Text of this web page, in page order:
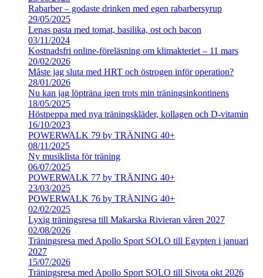
Rabarber – godaste drinken med egen rabarbersyrup
29/05/2025
Lenas pasta med tomat, basilika, ost och bacon
03/11/2024
Kostnadsfri online-föreläsning om klimakteriet – 11 mars
20/02/2026
Måste jag sluta med HRT och östrogen inför operation?
28/01/2026
Nu kan jag löpträna igen trots min träningsinkontinens
18/05/2025
Höstpeppa med nya träningskläder, kollagen och D-vitamin
16/10/2023
POWERWALK 79 by TRÄNING 40+
08/11/2025
Ny musiklista för träning
06/07/2025
POWERWALK 77 by TRÄNING 40+
23/03/2025
POWERWALK 76 by TRÄNING 40+
02/02/2025
Lyxig träningsresa till Makarska Rivieran våren 2027
02/08/2026
Träningsresa med Apollo Sport SOLO till Egypten i januari
2027
15/07/2026
Träningsresa med Apollo Sport SOLO till Sivota okt 2026